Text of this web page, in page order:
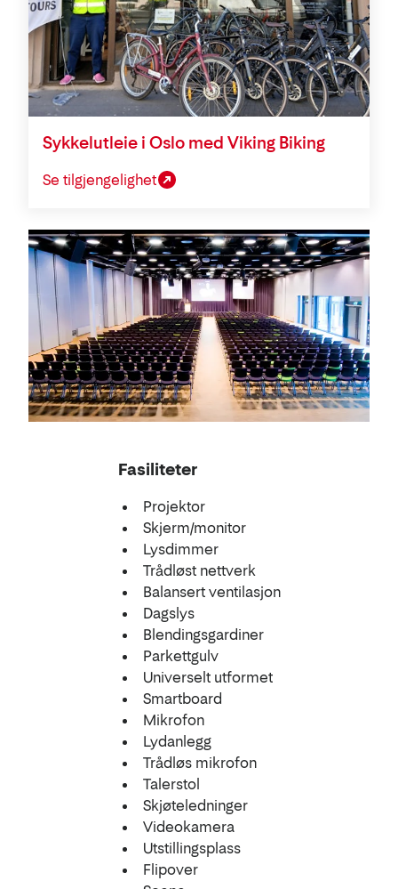
Sykkelutleie i Oslo med Viking Biking
Se tilgjengelighet
Konferanse
Fasiliteter
Projektor
Skjerm/monitor
Lysdimmer
Trådløst nettverk
Balansert ventilasjon
Dagslys
Blendingsgardiner
Parkettgulv
Universelt utformet
Smartboard
Mikrofon
Lydanlegg
Trådløs mikrofon
Talerstol
Skjøteledninger
Videokamera
Utstillingsplass
Flipover